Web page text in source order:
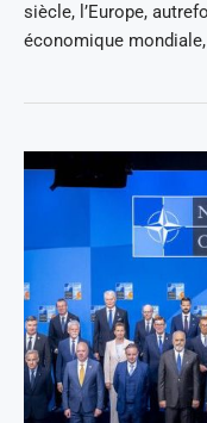
siècle, l’Europe,
économique